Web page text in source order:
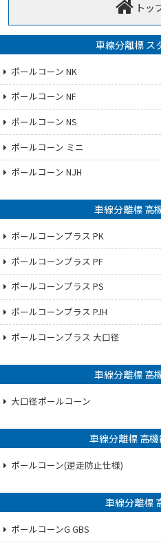
トッ
車線分離標 ス
ポールコーン NK
ポールコーン NF
ポールコーン NS
ポールコーン ミニ
ポールコーン NJH
車線分離標 高
ポールコーンプラス PK
ポールコーンプラス PF
ポールコーンプラス PS
ポールコーンプラス PJH
ポールコーンプラス 大口径
車線分離標 高
大口径ポールコーン
車線分離標 高
ポールコーン(逆走防止仕様)
車線分離標
ポールコーンG GBS